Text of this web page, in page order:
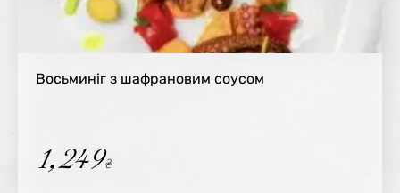
Восьминіг з шафрановим соусом
1,249₴